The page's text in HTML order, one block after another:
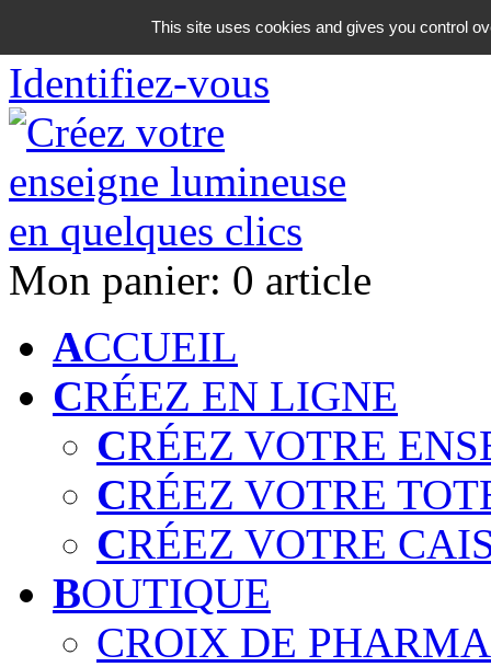
06 18 42 08 59
Identifiez-vous
Mon panier: 0 article
ACCUEIL
CRÉEZ EN LIGNE
CRÉEZ VOTRE
CRÉEZ VOTRE
CRÉEZ VOTRE
BOUTIQUE
CROIX DE
This site uses cookies and gives you control